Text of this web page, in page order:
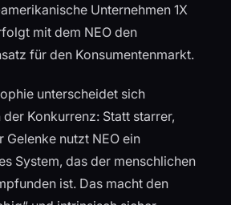
Unternehmen 1X
mit dem NEO den
für den Konsumentenmarkt.
unterscheidet sich
Konkurrenz: Statt starrer,
nutzt NEO ein
System, das der menschlichen
ist. Das macht den